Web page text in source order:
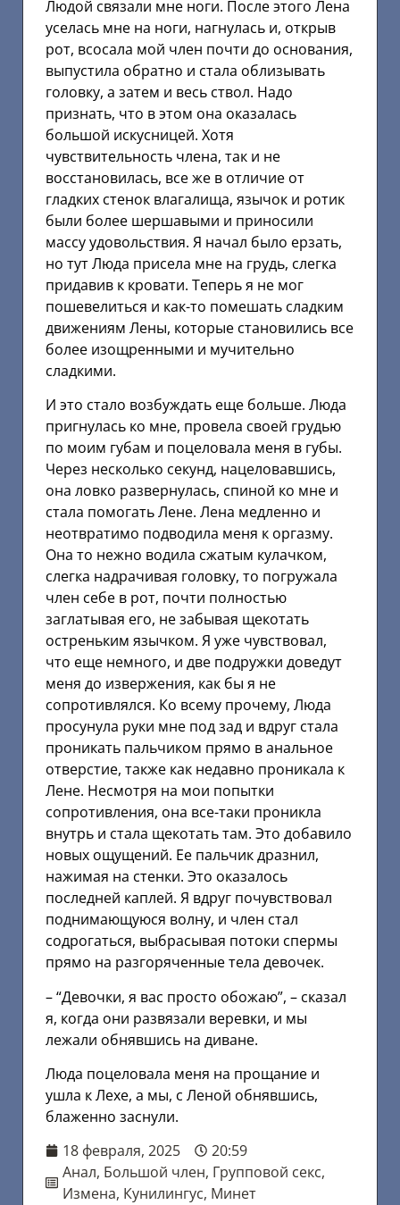
Людой связали мне ноги. После этого Лена
уселась мне на ноги, нагнулась и, открыв
рот, всосала мой член почти до основания,
выпустила обратно и стала облизывать
головку, а затем и весь ствол. Надо
признать, что в этом она оказалась
большой искусницей. Хотя
чувствительность члена, так и не
восстановилась, все же в отличие от
гладких стенок влагалища, язычок и ротик
были более шершавыми и приносили
массу удовольствия. Я начал было ерзать,
но тут Люда присела мне на грудь, слегка
придавив к кровати. Теперь я не мог
пошевелиться и как-то помешать сладким
движениям Лены, которые становились все
более изощренными и мучительно
сладкими.
И это стало возбуждать еще больше. Люда
пригнулась ко мне, провела своей грудью
по моим губам и поцеловала меня в губы.
Через несколько секунд, нацеловавшись,
она ловко развернулась, спиной ко мне и
стала помогать Лене. Лена медленно и
неотвратимо подводила меня к оргазму.
Она то нежно водила сжатым кулачком,
слегка надрачивая головку, то погружала
член себе в рот, почти полностью
заглатывая его, не забывая щекотать
остреньким язычком. Я уже чувствовал,
что еще немного, и две подружки доведут
меня до извержения, как бы я не
сопротивлялся. Ко всему прочему, Люда
просунула руки мне под зад и вдруг стала
проникать пальчиком прямо в анальное
отверстие, также как недавно проникала к
Лене. Несмотря на мои попытки
сопротивления, она все-таки проникла
внутрь и стала щекотать там. Это добавило
новых ощущений. Ее пальчик дразнил,
нажимая на стенки. Это оказалось
последней каплей. Я вдруг почувствовал
поднимающуюся волну, и член стал
содрогаться, выбрасывая потоки спермы
прямо на разгоряченные тела девочек.
– “Девочки, я вас просто обожаю”, – сказал
я, когда они развязали веревки, и мы
лежали обнявшись на диване.
Люда поцеловала меня на прощание и
ушла к Лехе, а мы, с Леной обнявшись,
блаженно заснули.
18 февраля, 2025
20:59
Анал, Большой член, Групповой секс,
Измена, Кунилингус, Минет